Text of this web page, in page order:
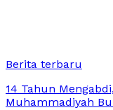
Berita terbaru
14 Tahun
Muhammadiyah